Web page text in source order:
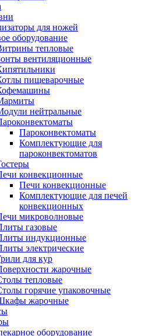
для ножей
оборудование
тепловые
вентиляционные
пищеварочные
нейтральные
Пароконвектоматы
Комплектующие для
пароконвектоматов
конвекционные
Печи конвекционные
Комплектующие для печей
конвекционных
микроволновые
газовые
индукционные
электрические
для кур
жарочные
тепловые
горячие упаковочные
жарочные
оборудование